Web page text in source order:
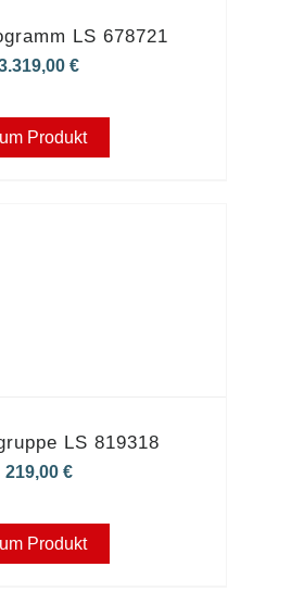
LS 678721
€
Produkt
LS 819318
219,00 €
Produkt